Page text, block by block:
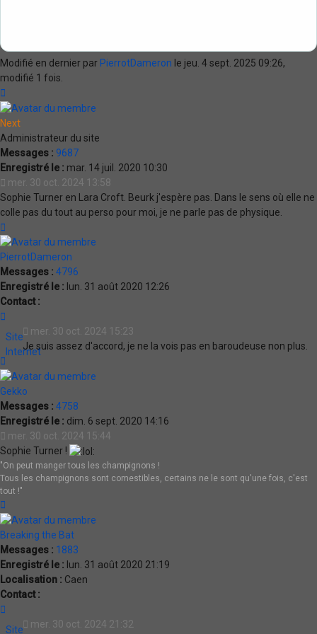
Modifié en dernier par PierrotDameron le jeu. 4 sept. 2025 09:26,
modifié 1 fois.
Next
Administrateur du site
Messages : 9687
Enregistré le : mar. 14 juil. 2020 10:30
mer. 30 oct. 2024 13:58
Sophie Turner en Lara Croft. Beurk j'espère pas. Dans le sens où elle ne
colle pas du tout au perso pour moi, je ne parle pas de physique.
PierrotDameron
Messages : 4796
Enregistré le : lun. 31 août 2020 12:26
Contact :
PierrotDameron
Site
Internet
mer. 30 oct. 2024 15:23
Je suis assez d'accord, je ne la vois pas en baroudeuse non plus.
Gekko
Messages : 4758
Enregistré le : dim. 6 sept. 2020 14:16
mer. 30 oct. 2024 15:44
Sophie Turner !
"On peut manger tous les champignons !
Tous les champignons sont comestibles, certains ne le sont qu'une fois, c'est
tout !"
Breaking the Bat
Messages : 1883
Enregistré le : lun. 31 août 2020 21:19
Localisation : Caen
Contact :
Breaking
Site
mer. 30 oct. 2024 21:32